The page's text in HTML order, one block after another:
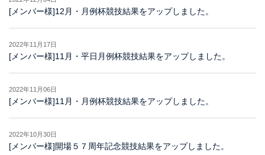
[メンバー様]12月・月例杯競技結果をアップしました。
2022年11月17日
[メンバー様]11月・平日月例杯競技結果をアップしました。
2022年11月06日
[メンバー様]11月・月例杯競技結果をアップしました。
2022年10月30日
[メンバー様]開場５７周年記念競技結果をアップしました。